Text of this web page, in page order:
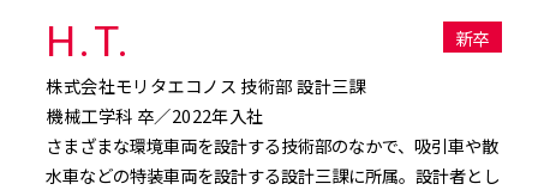
新卒
H.T.
株式会社モリタエコノス 技術部 設計三課
機械工学科 卒／2022年入社
さまざまな環境車両を設計する技術部のなかで、吸引車や散
水車などの特装車両を設計する設計三課に所属。設計者とし